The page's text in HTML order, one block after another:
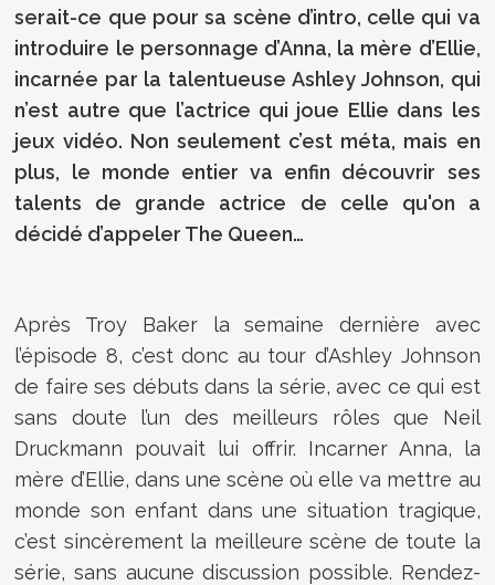
serait-ce que pour sa scène d’intro, celle qui va
introduire le personnage d’Anna, la mère d’Ellie,
incarnée par la talentueuse Ashley Johnson, qui
n’est autre que l’actrice qui joue Ellie dans les
jeux vidéo. Non seulement c’est méta, mais en
plus, le monde entier va enfin découvrir ses
talents de grande actrice de celle qu'on a
décidé d’appeler The Queen…
Après Troy Baker la semaine dernière avec
l’épisode 8, c’est donc au tour d’Ashley Johnson
de faire ses débuts dans la série, avec ce qui est
sans doute l’un des meilleurs rôles que Neil
Druckmann pouvait lui offrir. Incarner Anna, la
mère d’Ellie, dans une scène où elle va mettre au
monde son enfant dans une situation tragique,
c’est sincèrement la meilleure scène de toute la
série, sans aucune discussion possible. Rendez-